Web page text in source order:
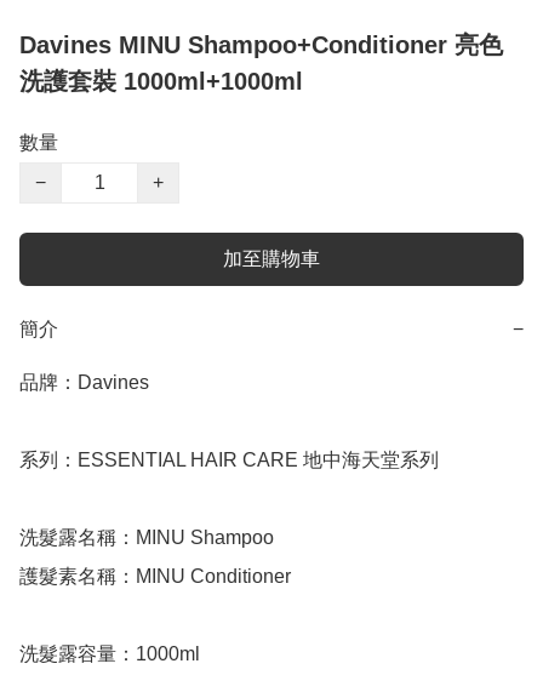
Davines MINU Shampoo+Conditioner 亮色
洗護套裝 1000ml+1000ml
數量
−
+
加至購物車
簡介 −
品牌：Davines
系列：ESSENTIAL HAIR CARE 地中海天堂系列
洗髮露名稱：MINU Shampoo
護髮素名稱：MINU Conditioner
洗髮露容量：1000ml